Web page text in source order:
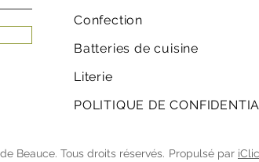
Confection
Batteries de cuisine
Literie
POLITIQUE DE
Beauce. Tous droits réservés. Propulsé par